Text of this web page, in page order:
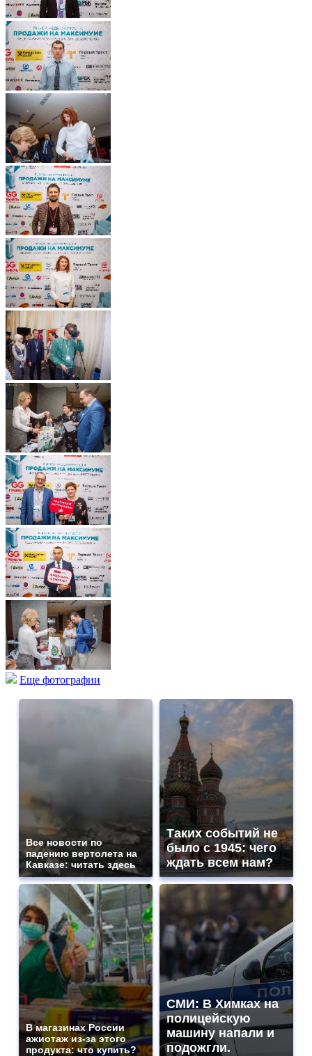
Еще фотографии
Все новости по
падению вертолета на
Кавказе: читать здесь
Таких событий не
было с 1945: чего
ждать всем нам?
В магазинах России
ажиотаж из-за этого
продукта: что купить?
СМИ: В Химках на
полицейскую
машину напали и
подожгли.